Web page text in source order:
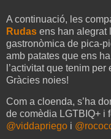
A continuació, les
Rudas ens han alegrat
gastronòmica de pica-
amb patates que ens
l’activitat que tenim
Gràcies noies!
Com a cloenda, s’ha
de comèdia LGTBIQ+ i
@viddapriego i